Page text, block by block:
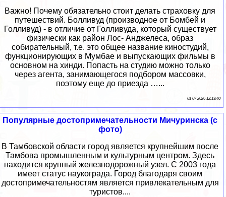
Важно! Почему обязательно стоит делать страховку для
путешествий. Болливуд (производное от Бомбей и
Голливуд) - в отличие от Голливуда, который существует
физически как район Лос- Анджелеса, образ
собирательный, т.е. это общее название киностудий,
функционирующих в Мумбае и выпускающих фильмы в
основном на хинди. Попасть на студию можно только
через агента, занимающегося подбором массовки,
поэтому еще до приезда …...
01 07 2026 12:19:40
Популярные достопримечательности Мичуринска (с
фото)
В Тамбовской области город является крупнейшим после
Тамбова промышленным и культурным центром. Здесь
находится крупный железнодорожный узел. С 2003 года
имеет статус наукограда. Город благодаря своим
достопримечательностям является привлекательным для
туристов....